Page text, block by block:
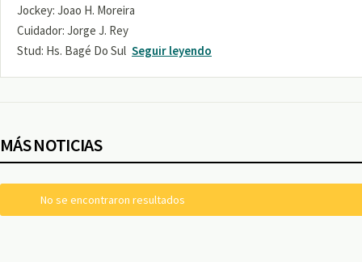
Jockey: Joao H. Moreira
Cuidador: Jorge J. Rey
Stud: Hs. Bagé Do Sul Seguir leyendo
MÁS NOTICIAS
No se encontraron resultados